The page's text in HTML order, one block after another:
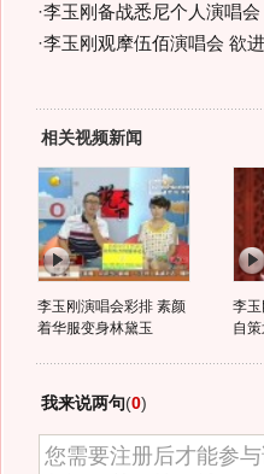
·李玉刚备战悉尼个人演唱
·李玉刚观摩伍佰演唱会 欲
相关视频新闻
李玉刚演唱会彩排 素颜
着华服变身林黛玉
李
自
我来说两句(0)